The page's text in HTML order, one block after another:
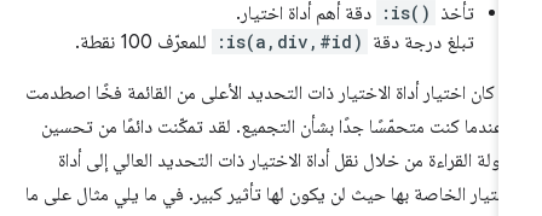
تأخذ :is() دقة أهم أداة اختيار.
تبلغ درجة دقة :is(a,div,#id) للمعرّف 100 نقطة.
كان اختيار أداة الاختيار ذات التحديد الأعلى من القائمة فخًا اصطدمت
عندما كنت متحمّسًا جدًا بشأن التجميع. لقد تمكّنت دائمًا من تحسين
القراءة من خلال نقل أداة الاختيار ذات التحديد العالي إلى أداة
الخاصة بها حيث لن يكون لها تأثير كبير. في ما يلي مثال على ما